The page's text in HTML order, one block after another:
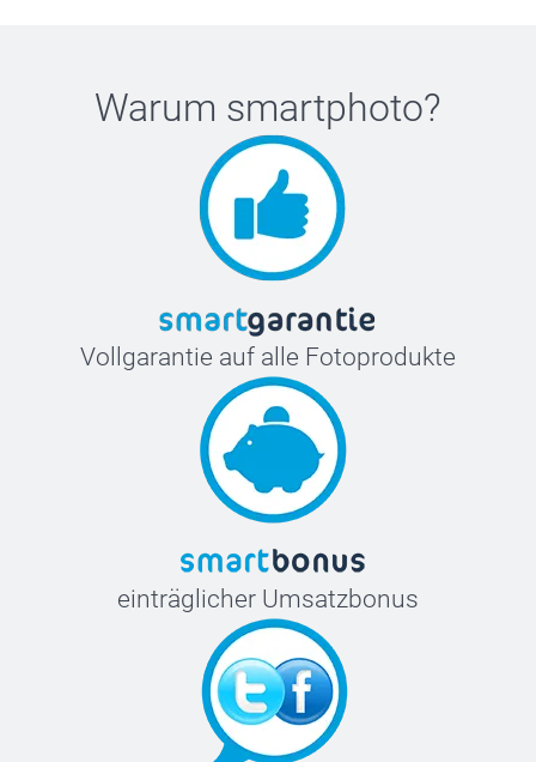
Warum smartphoto?
Vollgarantie auf alle Fotoprodukte
einträglicher Umsatzbonus